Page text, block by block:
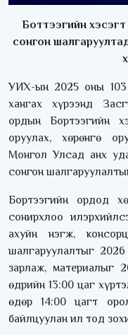
Боттээгийн хэсэгт
сонгон
УИХ-ын 2025 оны 103
хангах хүрээнд
ордын Бортээгийн
оруулах, хөрөнгө
Монгол Улсад анх
сонгон
Бортээгийн ордод
сонирхлоо
ахуйн нэгж,
шалгаруулалтыг
зарлаж, материалыг
өдрийн 13:00 цаг
өдөр 14:00 цагт
байлцуулан ил тод